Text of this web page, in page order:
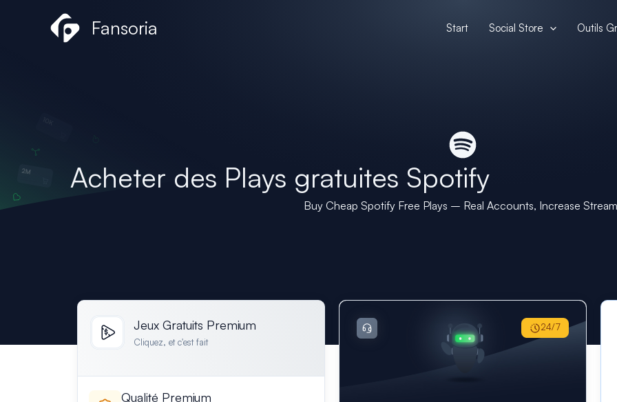
Fansoria Start Social Store Outils
Acheter des Plays gratuites Spotify
Buy Cheap Spotify Free Plays – Real Accounts, Increase
Jeux Gratuits Premium
Cliquez, et c'est fait
Qualité Premium
24/7